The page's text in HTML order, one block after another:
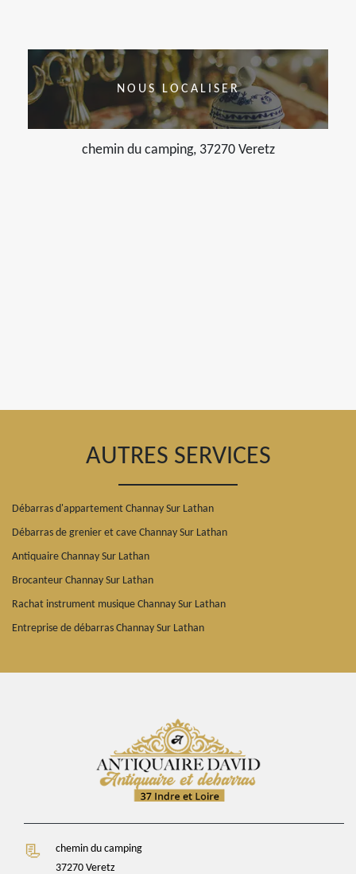
NOUS LOCALISER
chemin du camping, 37270 Veretz
AUTRES SERVICES
Débarras d'appartement Channay Sur Lathan
Débarras de grenier et cave Channay Sur Lathan
Antiquaire Channay Sur Lathan
Brocanteur Channay Sur Lathan
Rachat instrument musique Channay Sur Lathan
Entreprise de débarras Channay Sur Lathan
chemin du camping
37270 Veretz